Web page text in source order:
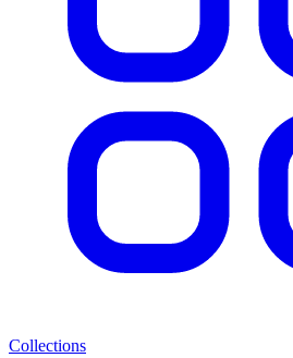
Collections